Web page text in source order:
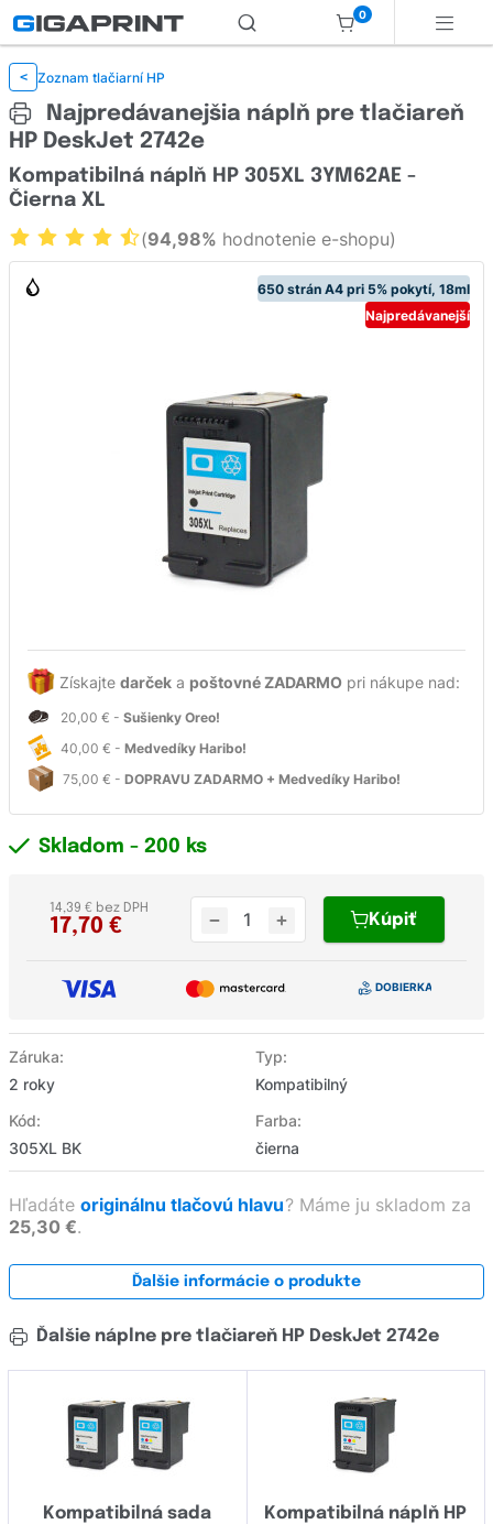
0
< Zoznam tlačiarní HP
Najpredávanejšia náplň pre tlačiareň
HP DeskJet 2742e
650 strán A4 pri 5% pokytí, 18ml
Najpredávanejší
Získajte darček a poštovné ZADARMO pri nákupe nad:
20,00 € - Sušienky Oreo!
40,00 € - Medvedíky Haribo!
75,00 € - DOPRAVU ZADARMO + Medvedíky Haribo!
Kompatibilná náplň HP 305XL 3YM62AE -
Čierna XL
(94,98% hodnotenie e-shopu)
Záruka:
2 roky
Typ:
Kompatibilný
Kód:
305XL BK
Farba:
čierna
Skladom - 200 ks
17,70 €
14,39 € bez DPH
Kúpiť
Hľadáte originálnu tlačovú hlavu? Máme ju skladom za
25,30 €.
Ďalšie informácie o produkte
Ďalšie náplne pre tlačiareň HP DeskJet 2742e
Kompatibilná sada
Kompatibilná náplň HP